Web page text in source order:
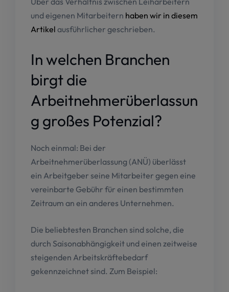
und eigenen Mitarbeitern haben wir in diesem
Artikel ausführlicher geschrieben.
In welchen Branchen
birgt die
Arbeitnehmerüberlassun
g großes Potenzial?
Noch einmal: Bei der
Arbeitnehmerüberlassung (ANÜ) überlässt
ein Arbeitgeber seine Mitarbeiter gegen eine
vereinbarte Gebühr für einen bestimmten
Zeitraum an ein anderes Unternehmen.
Die beliebtesten Branchen sind solche, die
durch Saisonabhängigkeit und einen zeitweise
steigenden Arbeitskräftebedarf
gekennzeichnet sind. Zum Beispiel: